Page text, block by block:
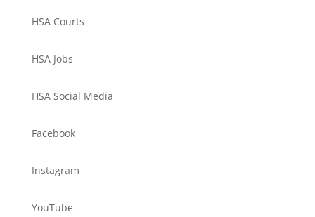
HSA Courts
HSA Jobs
HSA Social Media
Facebook
Instagram
YouTube